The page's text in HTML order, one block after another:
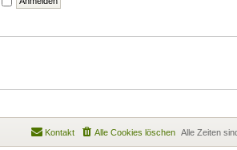
Alle Zeiten
Alle Cookies löschen
Kontakt